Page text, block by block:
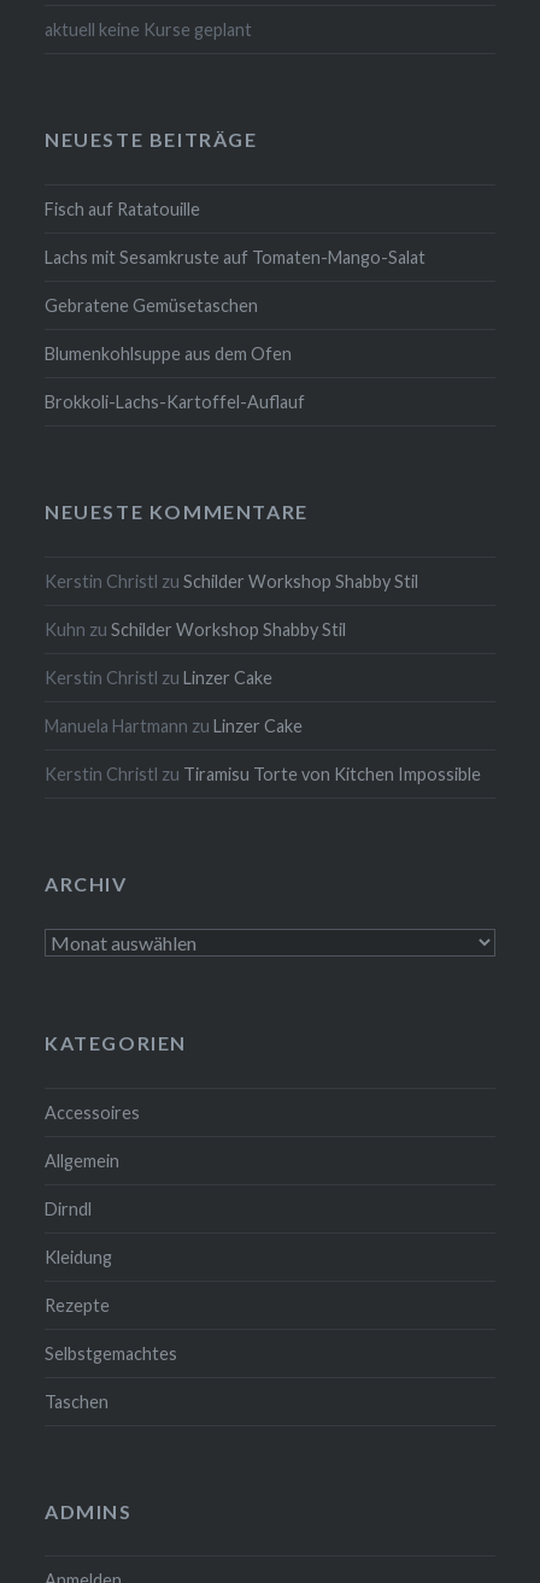
aktuell keine Kurse geplant
NEUESTE BEITRÄGE
Fisch auf Ratatouille
Lachs mit Sesamkruste auf Tomaten-Mango-Salat
Gebratene Gemüsetaschen
Blumenkohlsuppe aus dem Ofen
Brokkoli-Lachs-Kartoffel-Auflauf
NEUESTE KOMMENTARE
Kerstin Christl zuSchilder Workshop Shabby Stil
Kuhn zuSchilder Workshop Shabby Stil
Kerstin Christl zuLinzer Cake
Manuela Hartmann zuLinzer Cake
Kerstin Christl zu Tiramisu Torte von Kitchen Impossible
ARCHIV
Archiv
KATEGORIEN
Accessoires
Allgemein
Dirndl
Kleidung
Rezepte
Selbstgemachtes
Taschen
ADMINS